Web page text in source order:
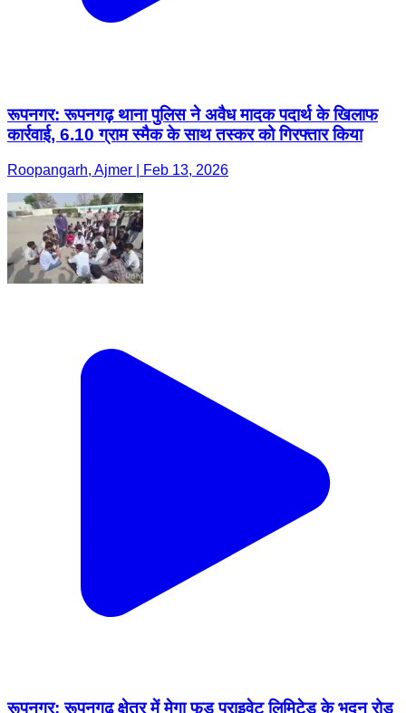
रूपनगर: रूपनगढ़ थाना पुलिस ने अवैध मादक पदार्थ के खिलाफ
कार्रवाई, 6.10 ग्राम स्मैक के साथ तस्कर को गिरफ्तार किया
Roopangarh, Ajmer | Feb 13, 2026
रूपनगर: रूपनगढ़ क्षेत्र में मेगा फूड प्राइवेट लिमिटेड के भदून रोड